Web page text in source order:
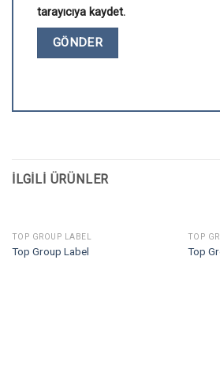
tarayıcıya kaydet.
İLGILI ÜRÜNLER
TOP GROUP LABEL
Top Group Label
TOP
Top